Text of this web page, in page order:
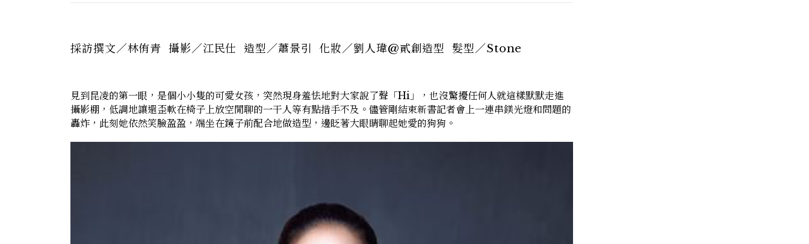
採訪撰文／林侑青 攝影／江民仕 造型／蕭景引 化妝／劉人瑋@貳創造型 髮型／Stone
見到昆凌的第一眼，是個小小隻的可愛女孩，突然現身羞怯地對大家說了聲「Hi」，也沒驚擾任何人就這樣默默走進
攝影棚，低調地讓還歪軟在椅子上放空閒聊的一干人等有點措手不及。儘管剛結束新書記者會上一連串鎂光燈和問題的
轟炸，此刻她依然笑臉盈盈，端坐在鏡子前配合地做造型，邊眨著大眼睛聊起她愛的狗狗。